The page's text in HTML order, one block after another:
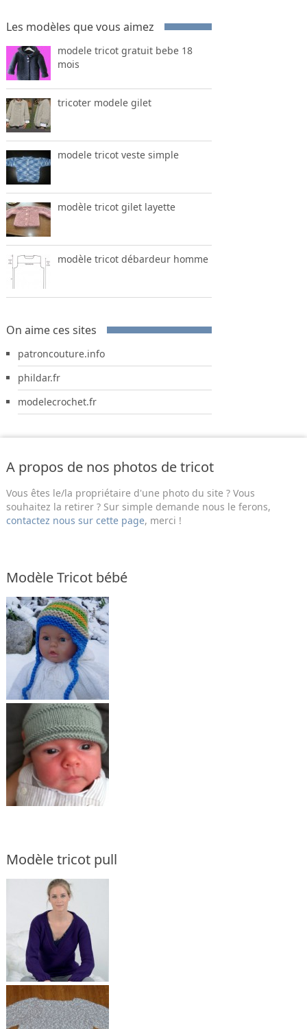
Les modèles que vous aimez
modele tricot gratuit bebe 18
mois
tricoter modele gilet
modele tricot veste simple
modèle tricot gilet layette
modèle tricot débardeur homme
On aime ces sites
patroncouture.info
phildar.fr
modelecrochet.fr
A propos de nos photos de tricot
Vous êtes le/la propriétaire d'une photo du site ? Vous
souhaitez la retirer ? Sur simple demande nous le ferons,
contactez nous sur cette page, merci !
Modèle Tricot bébé
Modèle tricot pull